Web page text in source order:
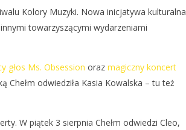
Kolory Muzyki. Nowa inicjatywa kulturalna
towarzyszącymi wydarzeniami
głos Ms. Obsession oraz magiczny koncert
odwiedziła Kasia Kowalska – tu też
W piątek 3 sierpnia Chełm odwiedzi Cleo,